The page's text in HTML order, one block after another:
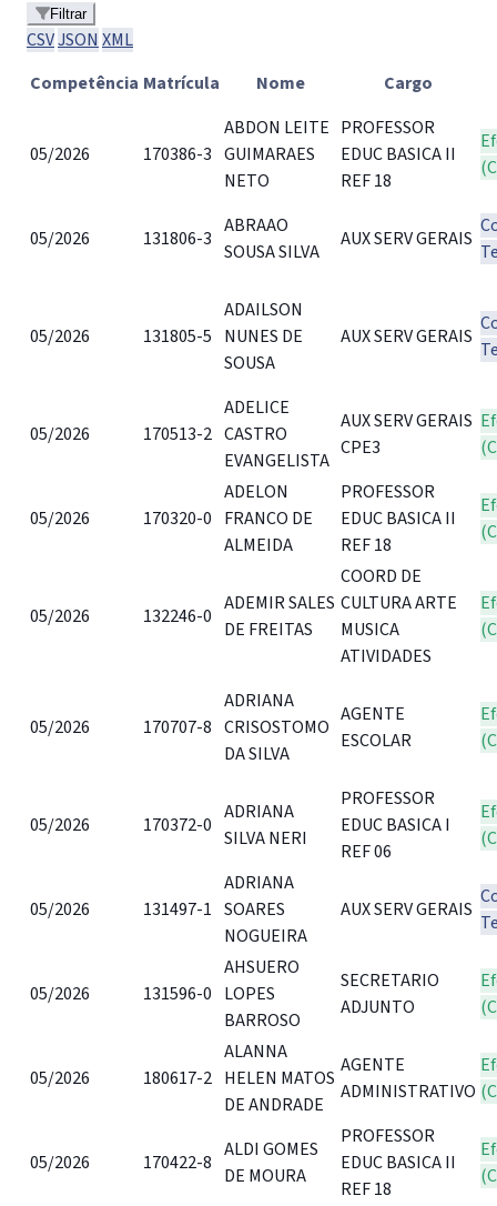
Filtrar
CSVJSON XML
Competência Matrícula Nome Cargo
05/2026 170386-3
ABDON LEITE
GUIMARAES
NETO
PROFESSOR
EDUC BASICA II
REF 18
05/2026 131806-3
ABRAAO
SOUSA SILVA
AUX SERV GERAIS
05/2026 131805-5
ADAILSON
NUNES DE
SOUSA
AUX SERV GERAIS
05/2026 170513-2
ADELICE
CASTRO
EVANGELISTA
AUX SERV GERAIS
CPE3
05/2026 170320-0
ADELON
FRANCO DE
ALMEIDA
PROFESSOR
EDUC BASICA II
REF 18
05/2026 132246-0
ADEMIR SALES
DE FREITAS
COORD DE
CULTURA ARTE
MUSICA
ATIVIDADES
05/2026 170707-8
ADRIANA
CRISOSTOMO
DA SILVA
AGENTE
ESCOLAR
05/2026 170372-0
ADRIANA
SILVA NERI
PROFESSOR
EDUC BASICA I
REF 06
05/2026 131497-1
ADRIANA
SOARES
NOGUEIRA
AUX SERV GERAIS
05/2026 131596-0
AHSUERO
LOPES
BARROSO
SECRETARIO
ADJUNTO
05/2026 180617-2
ALANNA
HELEN MATOS
DE ANDRADE
AGENTE
ADMINISTRATIVO
05/2026 170422-8
ALDI GOMES
DE MOURA
PROFESSOR
EDUC BASICA II
REF 18